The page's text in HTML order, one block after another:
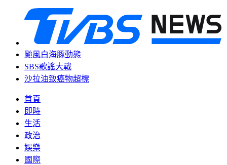
颱風白海豚動態
SBS歌謠大戰
沙拉油致癌物超標
首頁
即時
生活
政治
娛樂
國際